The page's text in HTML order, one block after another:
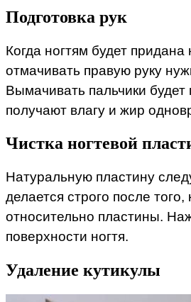
Подготовка рук
Когда ногтям будет
отмачивать правую руку
Вымачивать пальчики
получают влагу и жир
Чистка ногтевой
Натуральную пластину
делается строго после
относительно пластины.
поверхности ногтя.
Удаление кутикулы